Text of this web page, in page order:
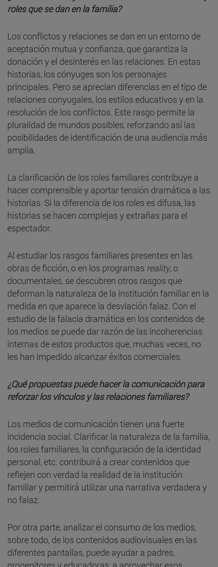
roles que se dan en la familia?
Los conflictos y relaciones se dan en un entorno de
aceptación mutua y confianza, que garantiza la
donación y el desinterés en las relaciones. En estas
historias, los cónyuges son los personajes
principales. Pero se aprecian diferencias en el tipo de
relaciones conyugales, los estilos educativos y en la
resolución de los conflictos. Este rasgo permite la
pluralidad de mundos posibles, reforzando así las
posibilidades de identificación de una audiencia más
amplia.
La clarificación de los roles familiares contribuye a
hacer comprensible y aportar tensión dramática a las
historias. Si la diferencia de los roles es difusa, las
historias se hacen complejas y extrañas para el
espectador.
Al estudiar los rasgos familiares presentes en las
obras de ficción, o en los programas reality, o
documentales, se descubren otros rasgos que
deforman la naturaleza de la institución familiar en la
medida en que aparece la desviación falaz. Con el
estudio de la falacia dramática en los contenidos de
los medios se puede dar razón de las incoherencias
internas de estos productos que, muchas veces, no
les han impedido alcanzar éxitos comerciales.
¿Qué propuestas puede hacer la comunicación para
reforzar los vínculos y las relaciones familiares?
Los medios de comunicación tienen una fuerte
incidencia social. Clarificar la naturaleza de la familia,
los roles familiares, la configuración de la identidad
personal, etc. contribuirá a crear contenidos que
reflejen con verdad la realidad de la institución
familiar y permitirá utilizar una narrativa verdadera y
no falaz.
Por otra parte, analizar el consumo de los medios,
sobre todo, de los contenidos audiovisuales en las
diferentes pantallas, puede ayudar a padres,